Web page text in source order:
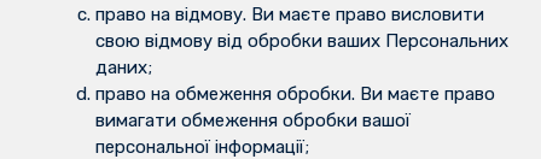
право на відмову. Ви маєте право висловити
свою відмову від обробки ваших Персональних
даних;
право на обмеження обробки. Ви маєте право
вимагати обмеження обробки вашої
персональної інформації;